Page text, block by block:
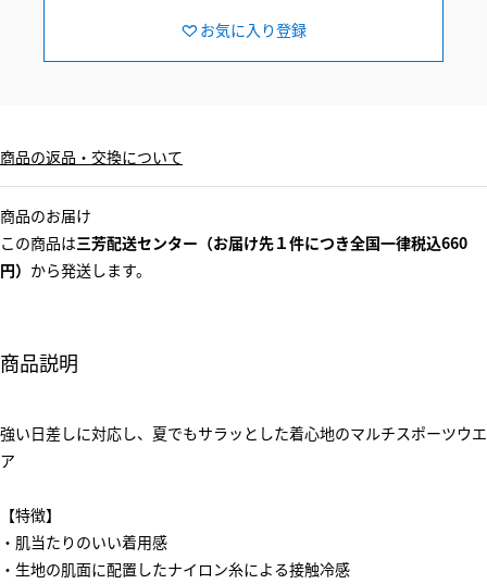
お気に入り登録
商品の返品・交換について
商品のお届け
この商品は三芳配送センター（お届け先１件につき全国一律税込660
円） から発送します。
商品説明
強い日差しに対応し、夏でもサラッとした着心地のマルチスポーツウエ
ア
【特徴】
・肌当たりのいい着用感
・生地の肌面に配置したナイロン糸による接触冷感